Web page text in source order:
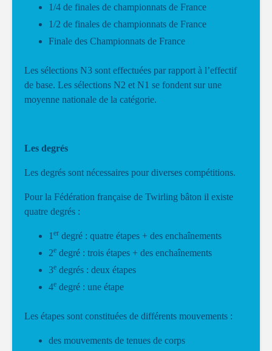
1/4 de finales de championnats de France
1/2 de finales de championnats de France
Finale des Championnats de France
Les sélections N3 sont effectuées par rapport à l’effectif
de base. Les sélections N2 et N1 se fondent sur une
moyenne nationale de la catégorie.
Les degrés
Les degrés sont nécessaires pour diverses compétitions.
Pour la Fédération française de Twirling bâton il existe
quatre degrés :
1 er degré : quatre étapes + des enchaînements
2e degré : trois étapes + des enchaînements
3e degrés : deux étapes
4e degré : une étape
Les étapes sont constituées de différents mouvements :
des mouvements de tenues de corps